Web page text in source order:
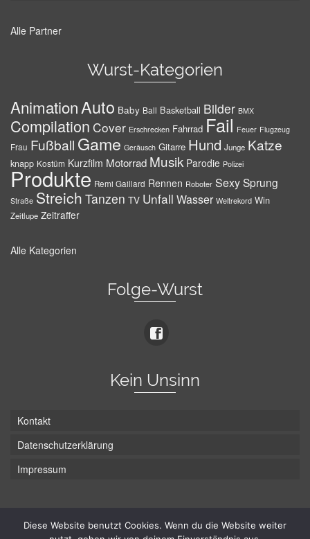
Alle Partner
Wurst-Kategorien
AnimationAuto Baby Ball Basketball Bilder BMX
Compilation Cover Erschrecken Fahrrad Fail Feuer Flugzeug
Frau Fußball Game Geräusch Gitarre Hund Junge Katze
knapp Kostüm Kurzfilm Motorrad Musik Parodie Polizei
Produkte Remi Gaillard Rennen Roboter SexySprung
Straße Streich Tanzen TV Unfall Wasser Weltrekord Win
Zeitlupe Zeitraffer
Alle Kategorien
Folge-Wurst
Kein Unsinn
Kontakt
Datenschutzerklärung
Impressum
Diese Website benutzt Cookies. Wenn du die Website weiter